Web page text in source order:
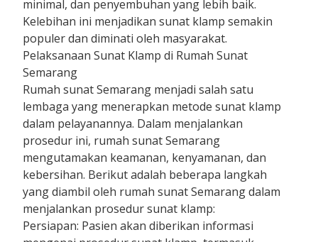
minimal, dan penyembuhan yang lebih baik.
Kelebihan ini menjadikan sunat klamp semakin
populer dan diminati oleh masyarakat.
Pelaksanaan Sunat Klamp di Rumah Sunat
Semarang
Rumah sunat Semarang menjadi salah satu
lembaga yang menerapkan metode sunat klamp
dalam pelayanannya. Dalam menjalankan
prosedur ini, rumah sunat Semarang
mengutamakan keamanan, kenyamanan, dan
kebersihan. Berikut adalah beberapa langkah
yang diambil oleh rumah sunat Semarang dalam
menjalankan prosedur sunat klamp:
Persiapan: Pasien akan diberikan informasi